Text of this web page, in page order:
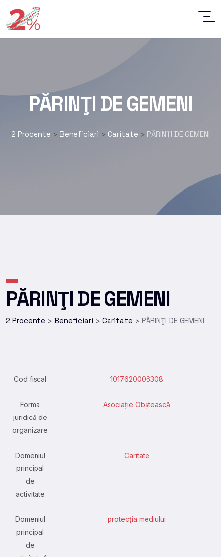
PĂRINŢI DE GEMENI
2 Procente > Beneficiari > Caritate > PĂRINŢI DE GEMENI
PĂRINŢI DE GEMENI
2 Procente > Beneficiari > Caritate > PĂRINŢI DE GEMENI
Cod fiscal 1017620006308
Forma
juridică de
organizare
Asociație Obștească
Domeniul
principal
de
activitate
Caritate
Domeniul
principal
de
protecția mediului